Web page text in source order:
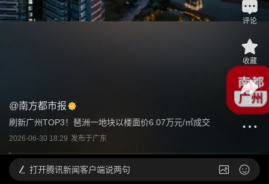
@南方都市报
刷新广州TOP3！琶洲一地块以楼面价6.07万元/㎡成交
2026-06-30 18:29 发布于广东
评论
收藏
1
打开腾讯新闻客户端说两句